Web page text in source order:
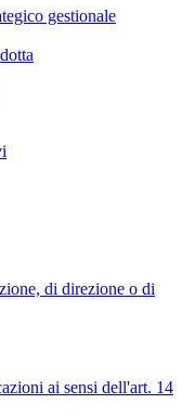
gestionale
di direzione o di
ai sensi dell'art. 14